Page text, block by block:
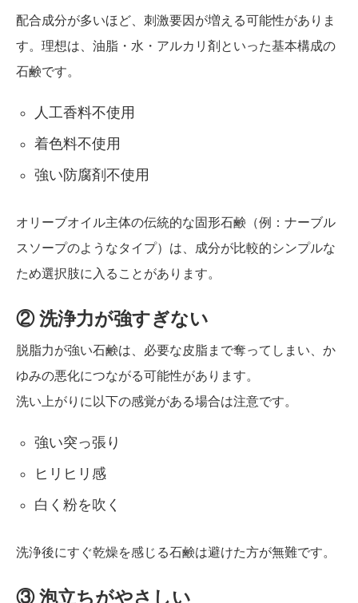
配合成分が多いほど、刺激要因が増える可能性がありま
す。理想は、油脂・水・アルカリ剤といった基本構成の
石鹸です。
人工香料不使用
着色料不使用
強い防腐剤不使用
オリーブオイル主体の伝統的な固形石鹸（例：ナーブル
スソープのようなタイプ）は、成分が比較的シンプルな
ため選択肢に入ることがあります。
② 洗浄力が強すぎない
脱脂力が強い石鹸は、必要な皮脂まで奪ってしまい、か
ゆみの悪化につながる可能性があります。
洗い上がりに以下の感覚がある場合は注意です。
強い突っ張り
ヒリヒリ感
白く粉を吹く
洗浄後にすぐ乾燥を感じる石鹸は避けた方が無難です。
③ 泡立ちがやさしい